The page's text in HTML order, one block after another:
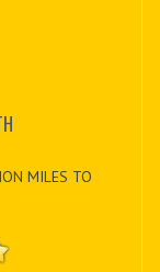
MILES TO